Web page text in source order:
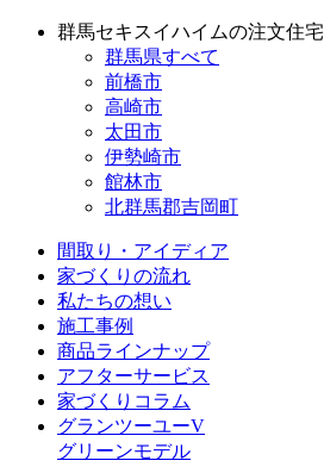
群馬セキスイハイムの注文住宅
群馬県すべて
前橋市
高崎市
太田市
伊勢崎市
館林市
北群馬郡吉岡町
間取り・アイディア
家づくりの流れ
私たちの想い
施工事例
商品ラインナップ
アフターサービス
家づくりコラム
グランツーユーV
グリーンモデル